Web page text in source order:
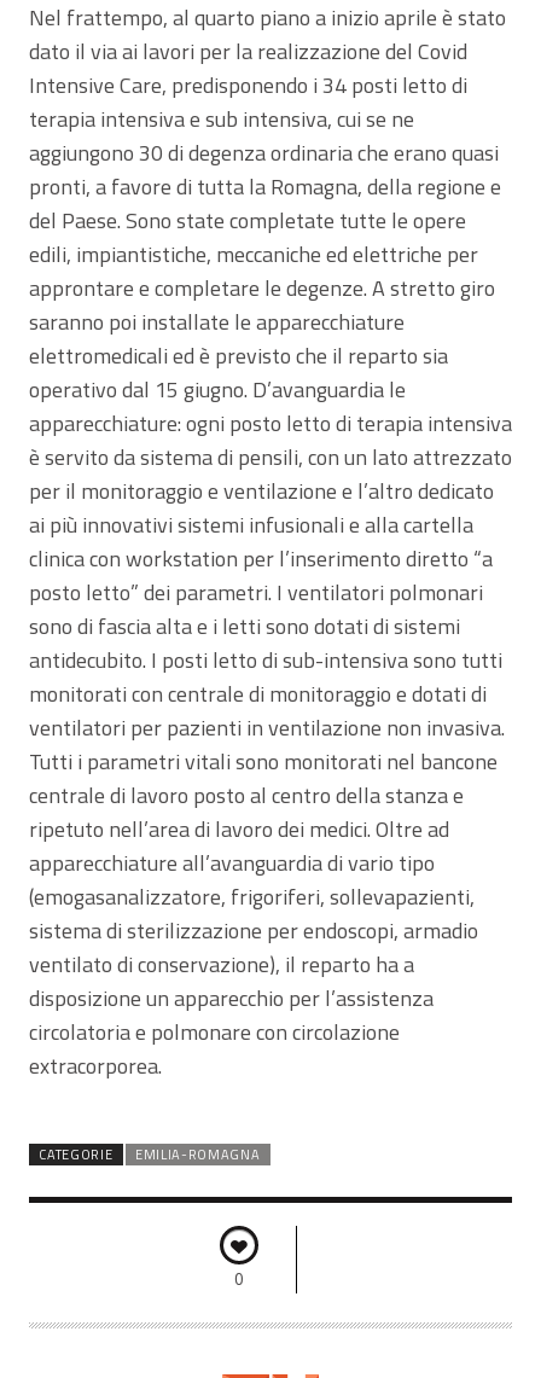
Nel frattempo, al quarto piano a inizio aprile è stato
dato il via ai lavori per la realizzazione del Covid
Intensive Care, predisponendo i 34 posti letto di
terapia intensiva e sub intensiva, cui se ne
aggiungono 30 di degenza ordinaria che erano quasi
pronti, a favore di tutta la Romagna, della regione e
del Paese. Sono state completate tutte le opere
edili, impiantistiche, meccaniche ed elettriche per
approntare e completare le degenze. A stretto giro
saranno poi installate le apparecchiature
elettromedicali ed è previsto che il reparto sia
operativo dal 15 giugno. D’avanguardia le
apparecchiature: ogni posto letto di terapia intensiva
è servito da sistema di pensili, con un lato attrezzato
per il monitoraggio e ventilazione e l’altro dedicato
ai più innovativi sistemi infusionali e alla cartella
clinica con workstation per l’inserimento diretto “a
posto letto” dei parametri. I ventilatori polmonari
sono di fascia alta e i letti sono dotati di sistemi
antidecubito. I posti letto di sub-intensiva sono tutti
monitorati con centrale di monitoraggio e dotati di
ventilatori per pazienti in ventilazione non invasiva.
Tutti i parametri vitali sono monitorati nel bancone
centrale di lavoro posto al centro della stanza e
ripetuto nell’area di lavoro dei medici. Oltre ad
apparecchiature all’avanguardia di vario tipo
(emogasanalizzatore, frigoriferi, sollevapazienti,
sistema di sterilizzazione per endoscopi, armadio
ventilato di conservazione), il reparto ha a
disposizione un apparecchio per l’assistenza
circolatoria e polmonare con circolazione
extracorporea.
CATEGORIE EMILIA-ROMAGNA
0